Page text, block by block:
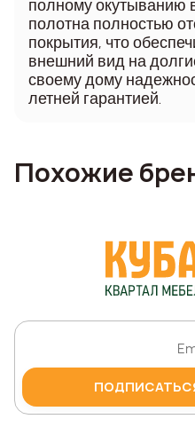
полному окутыванию
полотна полностью
покрытия, что
внешний вид на
своему дому
летней гарантией.
Похожие